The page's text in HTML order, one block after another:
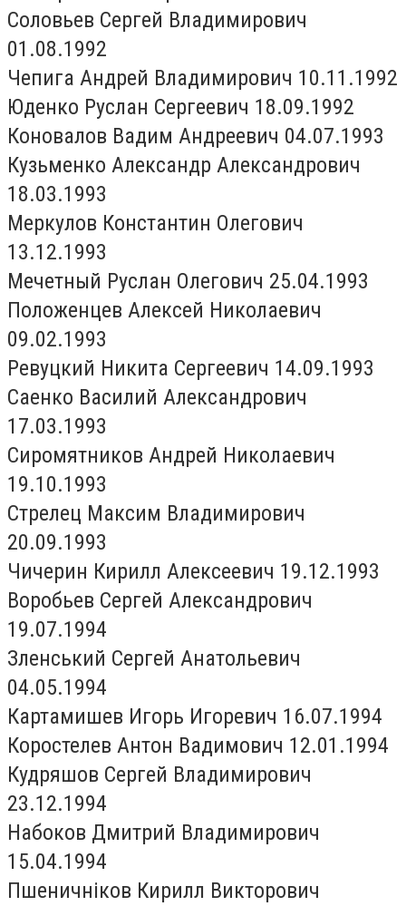
Соловьев Сергей Владимирович
01.08.1992
Чепига Андрей Владимирович 10.11.1992
Юденко Руслан Сергеевич 18.09.1992
Коновалов Вадим Андреевич 04.07.1993
Кузьменко Александр Александрович
18.03.1993
Меркулов Константин Олегович
13.12.1993
Мечетный Руслан Олегович 25.04.1993
Положенцев Алексей Николаевич
09.02.1993
Ревуцкий Никита Сергеевич 14.09.1993
Саенко Василий Александрович
17.03.1993
Сиромятников Андрей Николаевич
19.10.1993
Стрелец Максим Владимирович
20.09.1993
Чичерин Кирилл Алексеевич 19.12.1993
Воробьев Сергей Александрович
19.07.1994
Зленський Сергей Анатольевич
04.05.1994
Картамишев Игорь Игоревич 16.07.1994
Коростелев Антон Вадимович 12.01.1994
Кудряшов Сергей Владимирович
23.12.1994
Набоков Дмитрий Владимирович
15.04.1994
Пшеничніков Кирилл Викторович